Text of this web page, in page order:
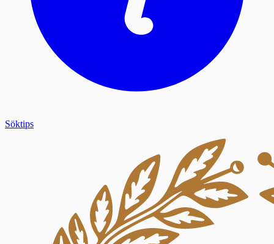
Söktips